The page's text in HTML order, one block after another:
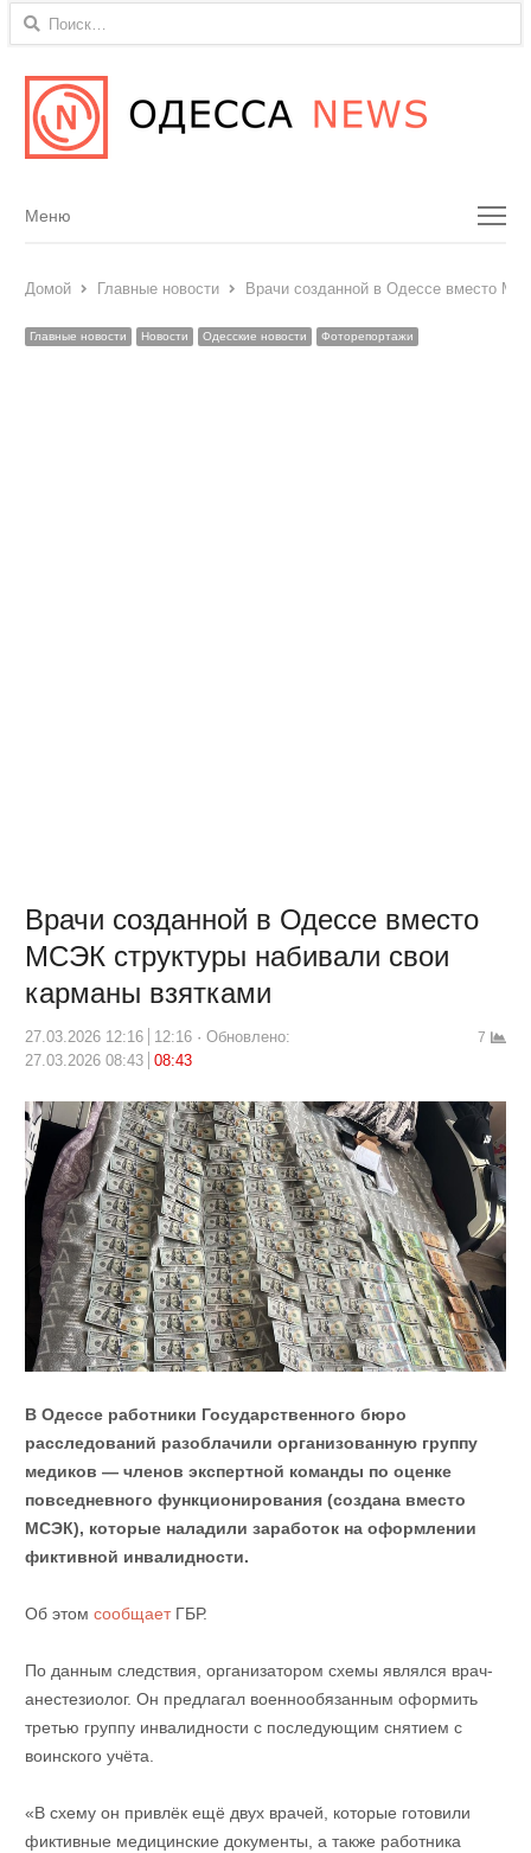
Найти:
Menu
Меню
Домой Главные новости Врачи созданной в Одессе вместо
Главные новости Новости Одесские новости Фоторепортажи
Врачи созданной в Одессе вместо
МСЭК структуры набивали свои
карманы взятками
27.03.2026 12:16 12:16
Обновлено:
27.03.2026 08:43
08:43
7
В Одессе работники Государственного бюро
расследований разоблачили организованную группу
медиков — членов экспертной команды по оценке
повседневного функционирования (создана вместо
МСЭК), которые наладили заработок на оформлении
фиктивной инвалидности.
Об этом сообщаетГБР.
По данным следствия, организатором схемы являлся врач-
анестезиолог. Он предлагал военнообязанным оформить
третью группу инвалидности с последующим снятием с
воинского учёта.
«В схему он привлёк ещё двух врачей, которые готовили
фиктивные медицинские документы, а также работника